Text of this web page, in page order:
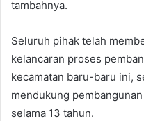
tambahnya.
Seluruh pihak telah
kelancaran proses
kecamatan baru-baru ini,
mendukung
selama 13 tahun.